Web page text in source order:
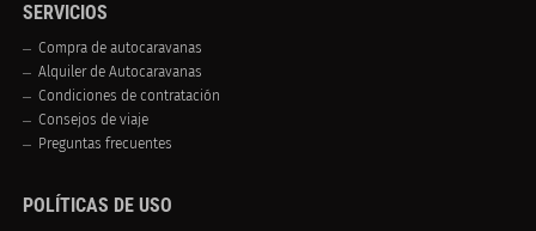
SERVICIOS
Compra de autocaravanas
Alquiler de Autocaravanas
Condiciones de contratación
Consejos de viaje
Preguntas frecuentes
POLÍTICAS DE USO